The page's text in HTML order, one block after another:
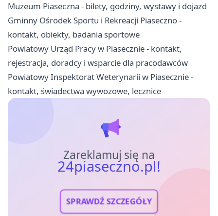
Muzeum Piaseczna - bilety, godziny, wystawy i dojazd
Gminny Ośrodek Sportu i Rekreacji Piaseczno -
kontakt, obiekty, badania sportowe
Powiatowy Urząd Pracy w Piasecznie - kontakt,
rejestracja, doradcy i wsparcie dla pracodawców
Powiatowy Inspektorat Weterynarii w Piasecznie -
kontakt, świadectwa wywozowe, lecznice
Zareklamuj się na
24piaseczno.pl!
SPRAWDŹ SZCZEGÓŁY